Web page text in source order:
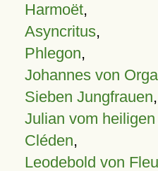
Harmoët,
Asyncritus,
Phlegon,
Johannes von
Sieben Jungfrauen,
Julian vom
Cléden,
Leodebold von